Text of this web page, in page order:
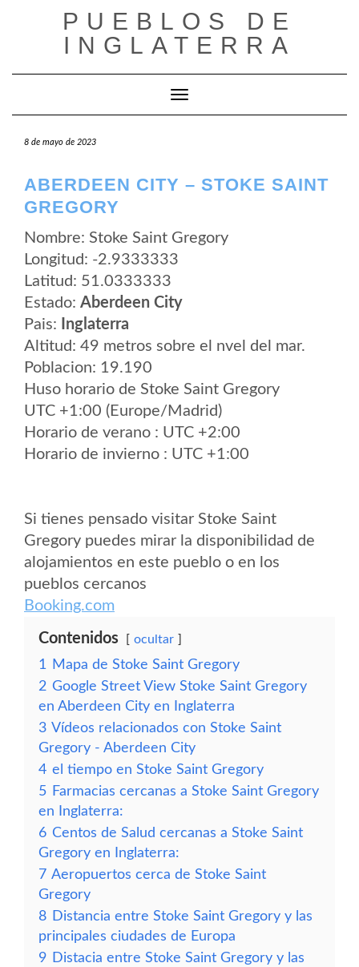
PUEBLOS DE
INGLATERRA
Cambiar modo de navegación
8 de mayo de 2023
ABERDEEN CITY – STOKE SAINT
GREGORY
Nombre: Stoke Saint Gregory
Longitud: -2.9333333
Latitud: 51.0333333
Estado: Aberdeen City
Pais:
Inglaterra
Altitud: 49 metros sobre el nvel del mar.
Poblacion: 19.190
Huso horario de Stoke Saint Gregory
UTC +1:00 (Europe/Madrid)
Horario de verano : UTC +2:00
Horario de invierno : UTC +1:00
Si tienes pensado visitar Stoke Saint
Gregory puedes mirar la disponibilidad de
alojamientos en este pueblo o en los
pueblos cercanos
Booking.com
Contenidos ocultar
1
Mapa de Stoke Saint Gregory
2 Google Street View Stoke Saint Gregory
en Aberdeen City en Inglaterra
3 Vídeos relacionados con Stoke Saint
Gregory - Aberdeen City
4 el tiempo en Stoke Saint Gregory
5 Farmacias cercanas a Stoke Saint Gregory
en Inglaterra:
6 Centos de Salud cercanas a Stoke Saint
Gregory en Inglaterra:
7 Aeropuertos cerca de Stoke Saint
Gregory
8 Distancia entre Stoke Saint Gregory y las
principales ciudades de Europa
9 Distacia entre Stoke Saint Gregory y las